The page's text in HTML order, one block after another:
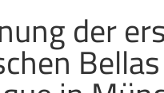
der
Bellas